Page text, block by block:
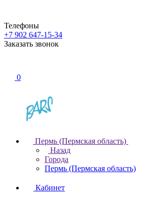
Телефоны
+7 902 647-15-34
Заказать звонок
0
Пермь (Пермская область)
Назад
Города
Пермь (Пермская область)
Кабинет